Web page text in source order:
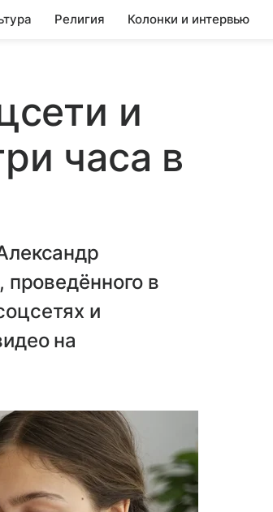
Религия Колонки и интервью
и
часа в
проведённого в
и
на